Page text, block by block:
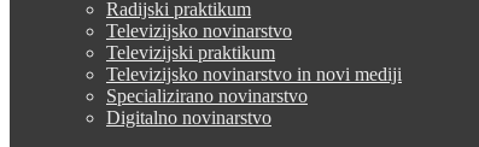
Radijski praktikum
Televizijsko novinarstvo
Televizijski praktikum
Televizijsko novinarstvo in novi mediji
Specializirano novinarstvo
Digitalno novinarstvo